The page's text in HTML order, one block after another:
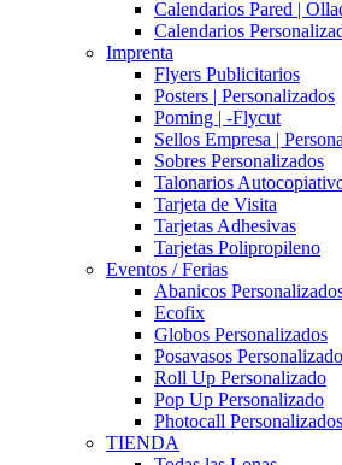
Calendarios Pared |
Calendarios
Imprenta
Flyers Publicitarios
Posters | Personalizados
Poming | -Flycut
Sellos Empresa |
Sobres Personalizados
Talonarios
Tarjeta de Visita
Tarjetas Adhesivas
Tarjetas Polipropileno
Eventos / Ferias
Abanicos
Ecofix
Globos Personalizados
Posavasos
Roll Up Personalizado
Pop Up Personalizado
Photocall
TIENDA